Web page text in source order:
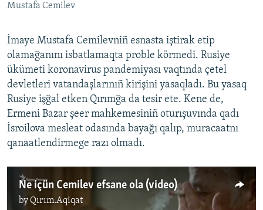
Mustafa Cemilev
İmaye Mustafa Cemilevniñ esnasta iştirak etip
olamağanını isbatlamaqta proble körmedi. Rusiye
ükümeti koronavirus pandemiyası vaqtında çetel
devletleri vatandaşlarınıñ kirişini yasaqladı. Bu yasaq
Rusiye işğal etken Qırımğa da tesir ete. Kene de,
Ermeni Bazar şeer mahkemesiniñ oturışuvında qadı
İsroilova mesleat odasında bayağı qalıp, muracaatnı
qanaatlendirmege razı olmadı.
Ne içün Cemilev efsane ola (video)
byQırım.Aqiqat